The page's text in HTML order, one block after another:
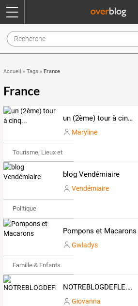
Accueil » Tags » France
France
un (2ème) tour à cinq...
Maryline
Tourisme, Lieux et Événements
blog Vendémiaire
Vendémiaire
Politique
Pompons et Macarons
Gwladys
Famille & Enfants
NOTREBLOGDEFLE.COM
Giovanna